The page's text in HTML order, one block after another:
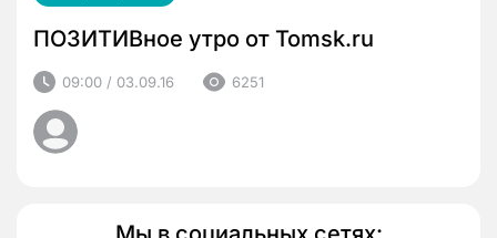
ПОЗИТИВное утро от Tomsk.ru
09:00 / 03.09.16 6251